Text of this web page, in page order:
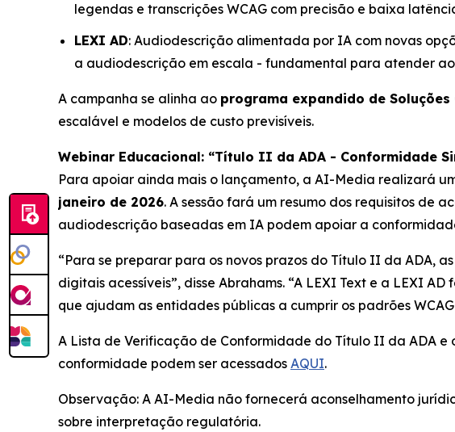
legendas e transcrições WCAG com precisão e baixa
LEXI AD: Audiodescrição alimentada por IA com novas
a audiodescrição em escala - fundamental para atender
A campanha se alinha ao programa expandido de Soluções
escalável e modelos de custo previsíveis.
Webinar Educacional: “Título II da ADA - Conformidade
Para apoiar ainda mais o lançamento, a AI-Media realizará
janeiro de 2026. A sessão fará um resumo dos requisitos de
audiodescrição baseadas em IA podem apoiar a
“Para se preparar para os novos prazos do Título II da ADA,
digitais acessíveis”, disse Abrahams. “A LEXI Text e a LEXI
que ajudam as entidades públicas a cumprir os padrões WCAG
A Lista de Verificação de Conformidade do Título II da ADA
conformidade podem ser acessados AQUI.
Observação: A AI-Media não fornecerá aconselhamento
sobre interpretação regulatória.